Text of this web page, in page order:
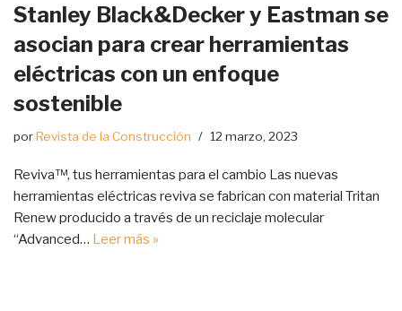
Stanley Black&Decker y Eastman se
asocian para crear herramientas
eléctricas con un enfoque
sostenible
porRevista de la Construcción 12 marzo, 2023
Reviva™, tus herramientas para el cambio Las nuevas
herramientas eléctricas reviva se fabrican con material Tritan
Renew producido a través de un reciclaje molecular
“Advanced… Leer más »